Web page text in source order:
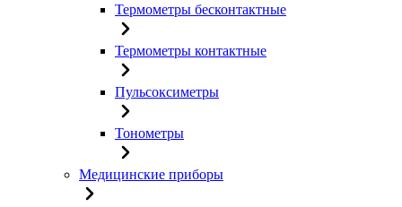
Термометры бесконтактные
Термометры контактные
Пульсоксиметры
Тонометры
Медицинские приборы